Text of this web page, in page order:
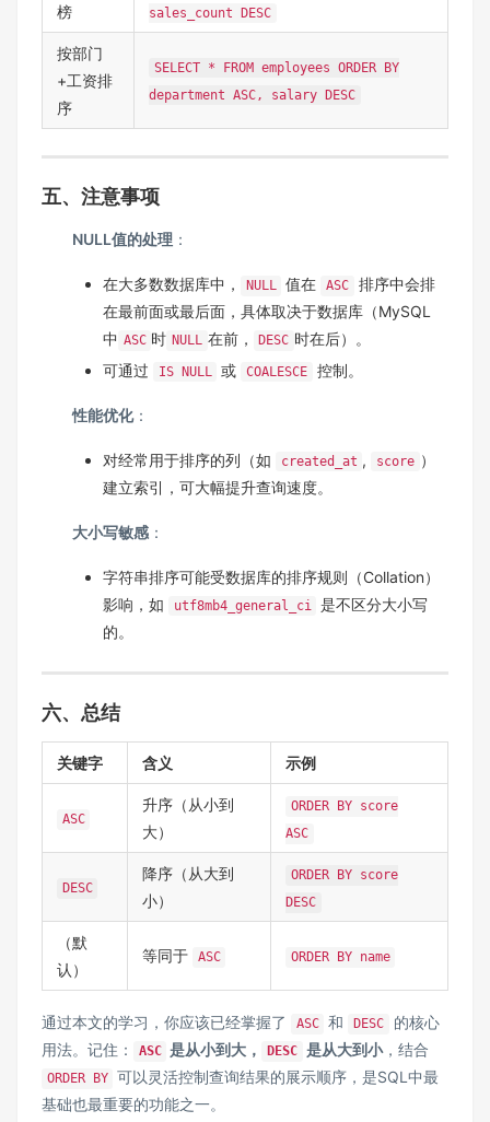
榜
sales_count DESC
按部门
+工资排
序
SELECT * FROM employees ORDER BY
department ASC, salary DESC
五、注意事项
NULL值的处理 ：
在大多数数据库中， NULL 值在 ASC
排序中会排
在最前面或最后面，具体取决于数据库（MySQL
中 ASC 时 NULL 在前， DESC 时在后）。
可通过
IS NULL 或 COALESCE 控制。
性能优化：
对经常用于排序的列（如 created_at , score ）
建立索引，可大幅提升查询速度。
大小写敏感 ：
字符串排序可能受数据库的排序规则（Collation）
影响，如
utf8mb4_general_ci 是不区分大小写
的。
六、总结
关键字 含义 示例
ASC
升序（从小到
大）
ORDER BY score
ASC
DESC
降序（从大到
小）
ORDER BY score
DESC
（默
认）
等同于 ASC ORDER BY name
通过本文的学习，你应该已经掌握了 ASC 和 DESC
的核心
用法。记住：
ASC 是从小到大， DESC 是从大到小，结合
ORDER BY 可以灵活控制查询结果的展示顺序，是SQL中最
基础也最重要的功能之一。